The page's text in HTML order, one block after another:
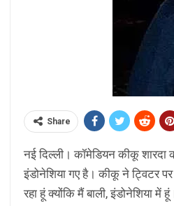
Share
नई दिल्ली। कॉमेडियन कीकू
इंडोनेशिया गए है। कीकू ने ट्विटर
रहा हूं क्योंकि मैं बाली, इंडोनेशिया में